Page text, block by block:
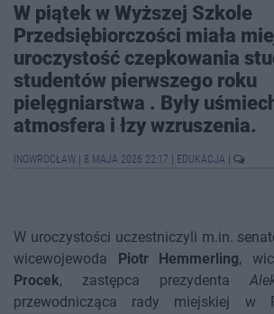
W piątek w Wyższej Szkole
Przedsiębiorczości miała
uroczystość czepkowania
studentów pierwszego roku
pielęgniarstwa . Były
atmosfera i łzy wzruszenia.
INOWROCŁAW 8 MAJA 2026 22:17 EDUKACJA
W uroczystości uczestniczyli m.in.
wicewojewoda
Piotr Hemmerling,
Procek, zastępca prezydenta
przewodnicząca rady miejskiej w